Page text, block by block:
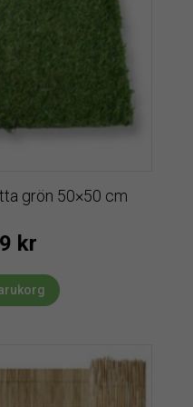
grön 50×50 cm
kr